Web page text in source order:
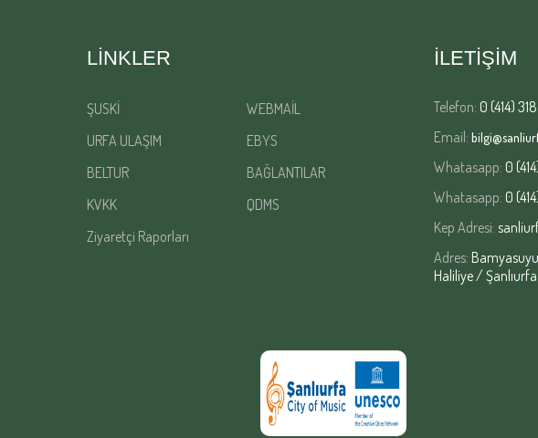
LINKLER
ŞUSKİ
WEBMAİL
URFA ULAŞIM
EBYS
BELTUR
BAĞLANTILAR
KVKK
QDMS
Ziyaretçi Raporları
İLETİŞİM
Telefon: 0 (414)
Email:
Whatasapp: 0
Whatasapp: 0
Kep Adresi:
Adres:
Haliliye / Şanlıurfa